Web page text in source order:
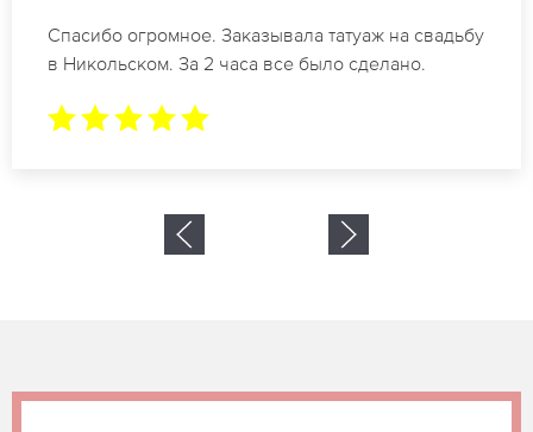
Отличные специалисты своего дела по
коррекции бровей в Никольском.